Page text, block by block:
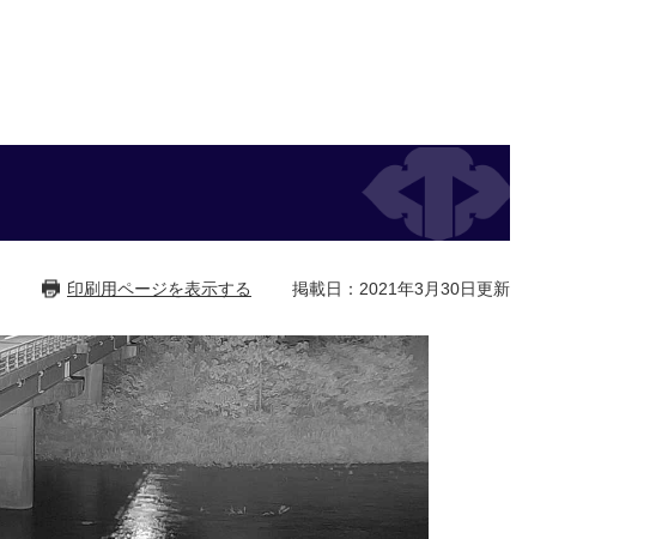
印刷用ページを表示する 掲載日：2021年3月30日更新